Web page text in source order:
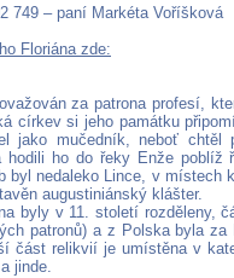
749 – paní Markéta Voříšková
Floriána zde:
za patrona profesí,
církev si jeho památku
jako mučedník, neboť
hodili ho do řeky Enže poblíž
byl nedaleko Lince, v místech
augustiniánský klášter.
byly v 11. století rozděleny,
patronů) a z Polska byla
část relikvií je umístěna v
jinde.